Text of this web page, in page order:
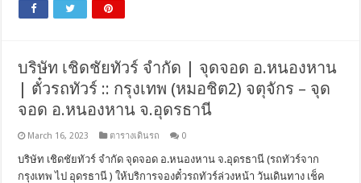
บริษัท เชิดชัยทัวร์ จำกัด | จุดจอด อ.หนองหาน
| ตั๋วรถทัวร์ :: กรุงเทพ (หมอชิต2) จตุจักร – จุด
จอด อ.หนองหาน จ.อุดรธานี
March 16, 2023 ตารางเดินรถ 0
บริษัท เชิดชัยทัวร์ จำกัด จุดจอด อ.หนองหาน จ.อุดรธานี (รถทัวร์จาก
กรุงเทพ ไป อุดรธานี ) ให้บริการจองตั๋วรถทัวร์ล่วงหน้า วันเดินทาง เช็ค